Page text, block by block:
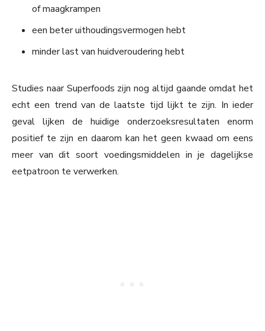
of maagkrampen
een beter uithoudingsvermogen hebt
minder last van huidveroudering hebt
Studies naar Superfoods zijn nog altijd gaande omdat het
echt een trend van de laatste tijd lijkt te zijn. In ieder
geval lijken de huidige onderzoeksresultaten enorm
positief te zijn en daarom kan het geen kwaad om eens
meer van dit soort voedingsmiddelen in je dagelijkse
eetpatroon te verwerken.